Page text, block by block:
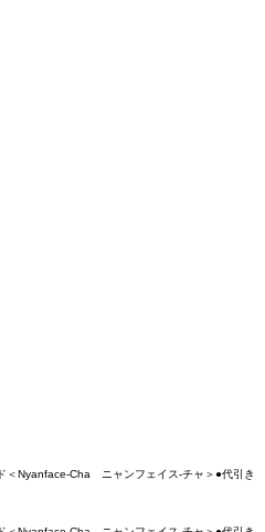
＜Nyanface-Cha ニャンフェイス-チャ＞●代引き